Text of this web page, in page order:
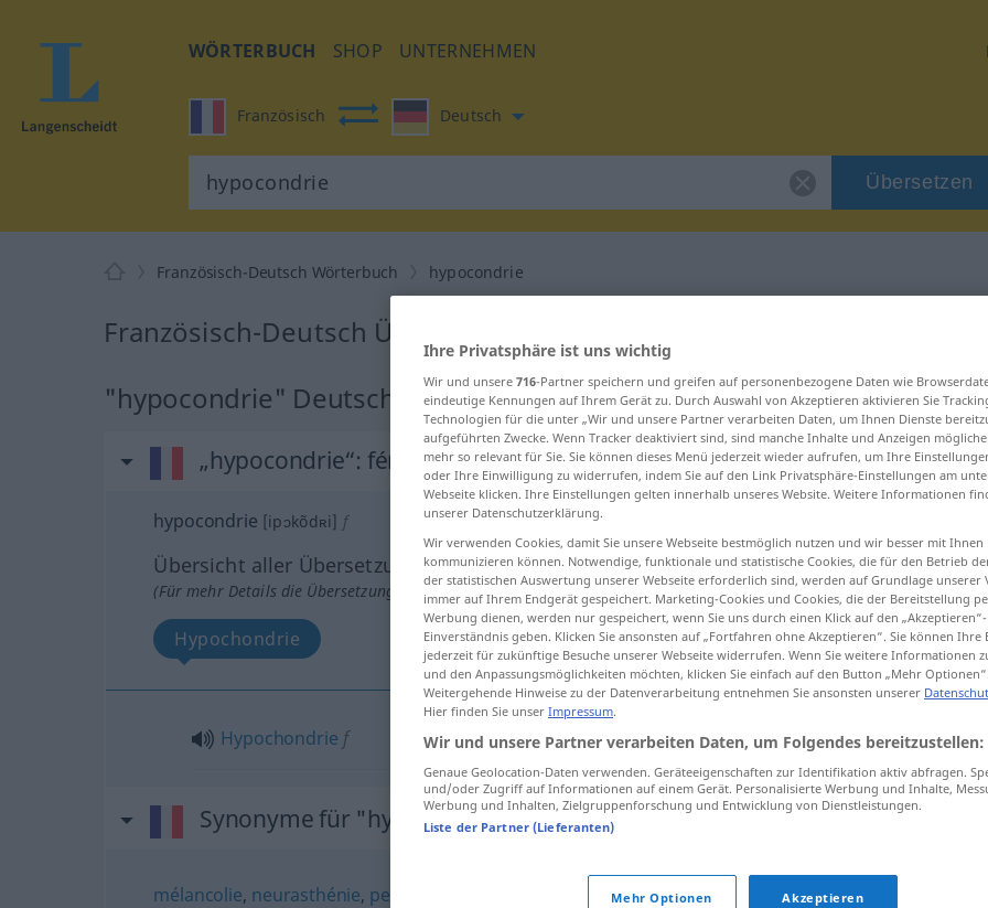
WÖRTERBUCH SHOP UNTERNEHMEN
Französisch Deutsch
Übersetzen
Französisch-Deutsch Wörterbuch hypocondrie
Französisch-Deutsch Übersetzung für "hypocondrie"
"hypocondrie" Deutsch Übersetzung
„hypocondrie“: féminin
hypocondrie [ipɔkõdʀi] f
Übersicht aller Übersetzungen
(Für mehr Details die Übersetzung anklicken/antippen)
Hypochondrie
Hypochondrie f hypocondrie
Synonyme für "hypocondrie"
mélancolie, neurasthénie, pessimisme ,abattement langueur,nostalgie
Ihre Privatsphäre ist uns wichtig
Wir und unsere 716-Partner speichern und greifen auf personenbezogene Daten wie
eindeutige Kennungen auf Ihrem Gerät zu. Durch Auswahl von Akzeptieren aktivieren Sie
Technologien für die unter „Wir und unsere Partner verarbeiten Daten, um Ihnen Dienste
aufgeführten Zwecke. Wenn Tracker deaktiviert sind, sind manche Inhalte und Anzeigen
mehr so relevant für Sie. Sie können dieses Menü jederzeit wieder aufrufen, um Ihre
oder Ihre Einwilligung zu widerrufen, indem Sie auf den Link Privatsphäre-Einstellungen am
Webseite klicken. Ihre Einstellungen gelten innerhalb unseres Website. Weitere Informationen
unserer Datenschutzerklärung.
Wir verwenden Cookies, damit Sie unsere Webseite bestmöglich nutzen und wir besser mit Ihnen
kommunizieren können. Notwendige, funktionale und statistische Cookies, die für den Betrieb
der statistischen Auswertung unserer Webseite erforderlich sind, werden auf Grundlage unserer
immer auf Ihrem Endgerät gespeichert. Marketing-Cookies und Cookies, die der Bereitstellung
Werbung dienen, werden nur gespeichert, wenn Sie uns durch einen Klick auf den
Einverständnis geben. Klicken Sie ansonsten auf „Fortfahren ohne Akzeptieren“. Sie können
jederzeit für zukünftige Besuche unserer Webseite widerrufen. Wenn Sie weitere Informationen
und den Anpassungsmöglichkeiten möchten, klicken Sie einfach auf den Button „Mehr
Weitergehende Hinweise zu der Datenverarbeitung entnehmen Sie ansonsten unserer
Hier finden Sie unser Impressum.
Wir und unsere Partner verarbeiten Daten, um Folgendes bereitzustellen:
Genaue Geolocation-Daten verwenden. Geräteeigenschaften zur Identifikation aktiv abfragen.
und/oder Zugriff auf Informationen auf einem Gerät. Personalisierte Werbung und Inhalte,
Werbung und Inhalten, Zielgruppenforschung und Entwicklung von Dienstleistungen.
Liste der Partner (Lieferanten)
Mehr Optionen Akzeptieren